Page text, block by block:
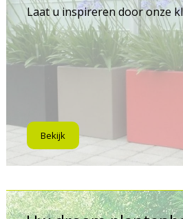
Laat u inspireren door onze
Bekijk